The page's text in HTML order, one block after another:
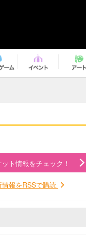
ト情報をチェック！
報をRSSで購読